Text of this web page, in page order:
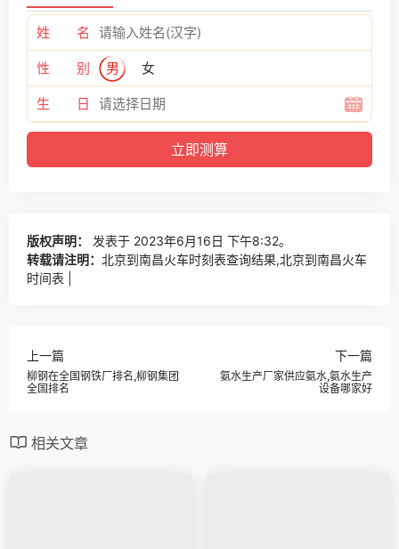
姓 名
性 别 男 女
生 日
版权声明：
发表于 2023年6月16日 下午8:32。
转载请注明： 北京到南昌火车时刻表查询结果,北京到南昌火车
时间表 |
上一篇
柳钢在全国钢铁厂排名,柳钢集团
全国排名
下一篇
氨水生产厂家供应氨水,氨水生产
设备哪家好
相关文章